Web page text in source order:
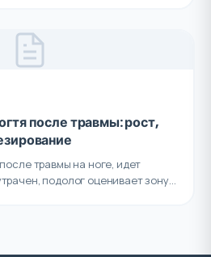
после травмы: рост,
травмы на ноге, идет
подолог оценивает зону...